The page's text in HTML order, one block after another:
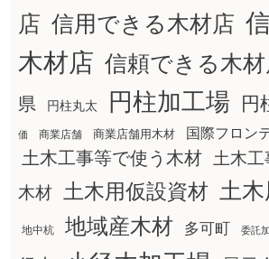
店 信用できる木材店
木材店 信頼できる木材
県
円柱丸太 円柱加工場 円
価 商業店舗 商業店舗用木材 国際フロン
土木工事等で使う木材 土木工
木材 土木用仮設資材 土
地中杭 地域産木材 多可町 委託